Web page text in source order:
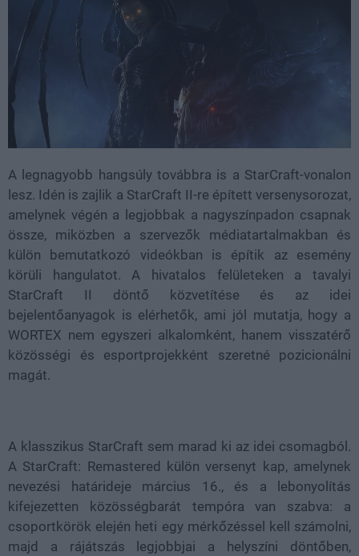
A legnagyobb hangsúly továbbra is a StarCraft-vonalon
lesz. Idén is zajlik a StarCraft II-re épített versenysorozat,
amelynek végén a legjobbak a nagyszínpadon csapnak
össze, miközben a szervezők médiatartalmakban és
külön bemutatkozó videókban is építik az esemény
körüli hangulatot. A hivatalos felületeken a tavalyi
StarCraft II döntő közvetítése és az idei
bejelentőanyagok is elérhetők, ami jól mutatja, hogy a
WORTEX nem egyszeri alkalomként, hanem visszatérő
közösségi és esportprojekként szeretné pozicionálni
magát.
A klasszikus StarCraft sem marad ki az idei csomagból.
A StarCraft: Remastered külön versenyt kap, amelynek
nevezési határideje március 16., és a lebonyolítás
kifejezetten közösségbarát tempóra van szabva: a
csoportkörök elején heti egy mérkőzéssel kell számolni,
majd a rájátszás legjobbjai a helyszíni döntőben,